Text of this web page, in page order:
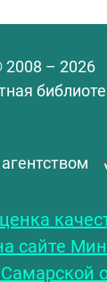
2008 – 2026
сайте